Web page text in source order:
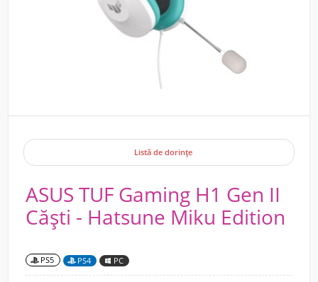
Listă de dorințe
ASUS TUF Gaming H1 Gen II
Căști - Hatsune Miku Edition
PS5 PS4 PC